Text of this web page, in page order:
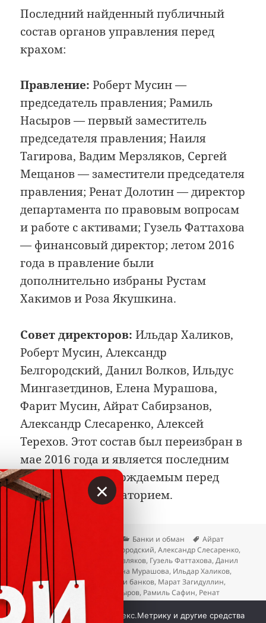
Последний найденный публичный
состав органов управления перед
крахом:
Правление: Роберт Мусин —
председатель правления; Рамиль
Насыров — первый заместитель
председателя правления; Наиля
Тагирова, Вадим Мерзляков, Сергей
Мещанов — заместители председателя
правления; Ренат Долотин — директор
департамента по правовым вопросам
и работе с активами; Гузель Фаттахова
— финансовый директор; летом 2016
года в правление были
дополнительно избраны Рустам
Хакимов и Роза Якушкина.
Совет директоров:Ильдар Халиков,
Роберт Мусин, Александр
Белгородский, Данил Волков, Ильдус
Мингазетдинов, Елена Мурашова,
Фарит Мусин, Айрат Сабирзанов,
Александр Слесаренко, Алексей
Терехов. Этот состав был переизбран в
мае 2016 года и является последним
публично подтверждаемым перед
декабрьским мораторием.
Опубликовано
23.04.2026 Рубрики
Банки и обман Метки
Айрат
Сабирзанов
Александр Белгородский,Александр Слесаренко,
Алексей Терехов
Вадим Мерзляков, Гузель Фаттахова,Данил
Волков
,Елена Леушина Елена Мурашова, Ильдар Халиков,
Ильдус Мингазетдинов
Крахи банков, Марат Загидуллин,
Наиля Тагирова
Рамиль Насыров, Рамиль Сафин, Ренат
Долотин, Роберт Мусин Роза Якушкина,Рустам Хакимов,
Сергей Мещанов
,Фарит Мусин Добавить комментарийк
Мы используем куки, Яндекс.Метрику и другие средства
×